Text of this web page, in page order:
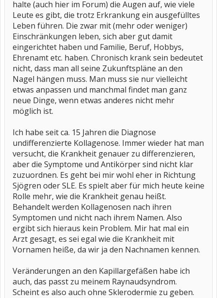
halte (auch hier im Forum) die Augen auf, wie viele
Leute es gibt, die trotz Erkrankung ein ausgefülltes
Leben führen. Die zwar mit (mehr oder weniger)
Einschränkungen leben, sich aber gut damit
eingerichtet haben und Familie, Beruf, Hobbys,
Ehrenamt etc. haben. Chronisch krank sein bedeutet
nicht, dass man all seine Zukunftspläne an den
Nagel hängen muss. Man muss sie nur vielleicht
etwas anpassen und manchmal findet man ganz
neue Dinge, wenn etwas anderes nicht mehr
möglich ist.
Ich habe seit ca. 15 Jahren die Diagnose
undifferenzierte Kollagenose. Immer wieder hat man
versucht, die Krankheit genauer zu differenzieren,
aber die Symptome und Antikörper sind nicht klar
zuzuordnen. Es geht bei mir wohl eher in Richtung
Sjögren oder SLE. Es spielt aber für mich heute keine
Rolle mehr, wie die Krankheit genau heißt.
Behandelt werden Kollagenosen nach ihren
Symptomen und nicht nach ihrem Namen. Also
ergibt sich hieraus kein Problem. Mir hat mal ein
Arzt gesagt, es sei egal wie die Krankheit mit
Vornamen heiße, da wir ja den Nachnamen kennen.
Veränderungen an den Kapillargefäßen habe ich
auch, das passt zu meinem Raynaudsyndrom.
Scheint es also auch ohne Sklerodermie zu geben.